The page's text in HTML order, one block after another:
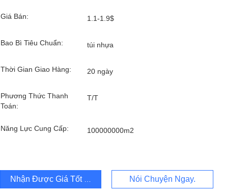
Giá Bán: 1.1-1.9$
Bao Bì Tiêu Chuẩn: túi nhựa
Thời Gian Giao Hàng: 20 ngày
Phương Thức Thanh
Toán:
T/T
Năng Lực Cung Cấp: 100000000m2
Nhận Được Giá Tốt Nhất Nói Chuyện Ngay.